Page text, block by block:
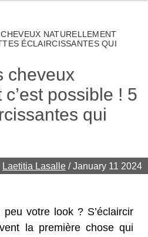
NATURELLEMENT
ÉCLAIRCISSANTES QUI
cheveux
possible ! 5
qui
Laetitia Lasalle /January 11 2024
votre look ? S’éclaircir
la première chose qui